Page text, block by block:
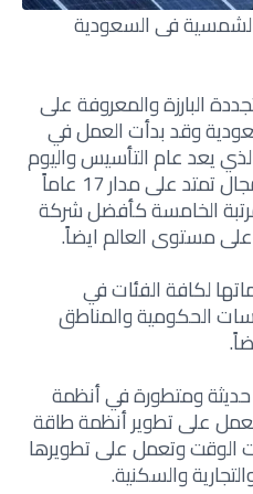
في السعودية
البارزة والمعروفة على
وقد بدأت العمل في
منذ عام 2007 والذي يعد عام التأسيس واليوم
تمتلك خبرة طويلة في هذا المجال تمتد على مدار 17 عاماً
الخامسة كأفضل شركة
مستوى العالم ايضاً.
لكافة الفئات في
الحكومية والمناطق
ومتطورة في أنظمة
على تطوير أنظمة طاقة
وتعمل على تطويرها
والسكنية.